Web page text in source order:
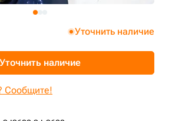
Уточнить наличие
Уточнить наличие
Сообщите!